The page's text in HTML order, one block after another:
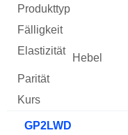
GP2LWD